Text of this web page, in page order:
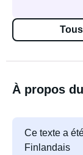
À propos
Ce texte a
Finlandais